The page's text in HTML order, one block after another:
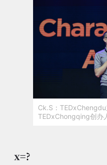
Ck.S：TEDxChengdu
TEDxChongqing创办
x=?